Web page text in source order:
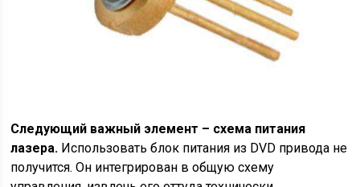
Следующий важный элемент – схема питания
лазера. Использовать блок питания из DVD привода не
получится. Он интегрирован в общую схему